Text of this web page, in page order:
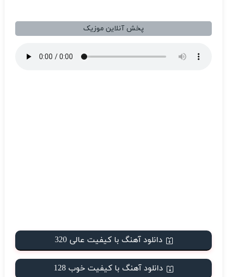
پخش آنلاین موزیک
دانلود آهنگ با کیفیت عالی 320
دانلود آهنگ با کیفیت خوب 128